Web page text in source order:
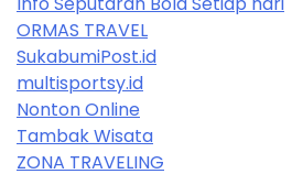
ORMAS TRAVEL
SukabumiPost.id
multisportsy.id
Nonton Online
Tambak Wisata
ZONA TRAVELING